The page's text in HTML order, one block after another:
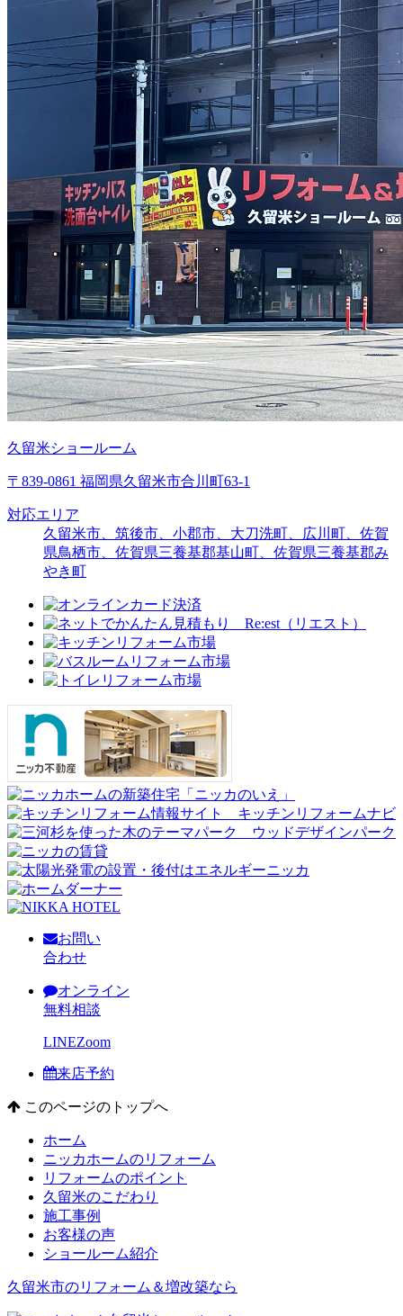
久留米ショールーム
〒839-0861 福岡県久留米市合川町63-1
対応エリア
久留米市、筑後市、小郡市、大刀洗町、広川町、佐賀
県鳥栖市、佐賀県三養基郡基山町、佐賀県三養基郡み
やき町
お問い
合わせ
オンライン
無料相談
LINEZoom
来店予約
このページのトップへ
ホーム
ニッカホームのリフォーム
リフォームのポイント
久留米のこだわり
施工事例
お客様の声
ショールーム紹介
久留米市のリフォーム＆増改築なら